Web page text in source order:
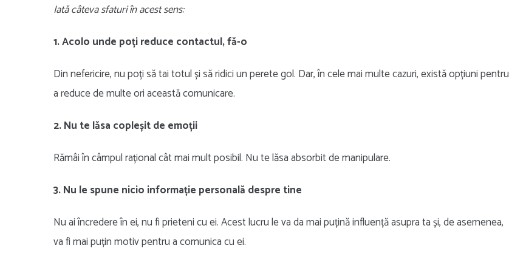
Iată câteva sfaturi în acest sens:
1. Acolo unde poți reduce contactul, fă-o
Din nefericire, nu poți să tai totul și să ridici un perete gol. Dar, în cele mai multe cazuri, există opțiuni pentru
a reduce de multe ori această comunicare.
2. Nu te lăsa copleșit de emoții
Rămâi în câmpul rațional cât mai mult posibil. Nu te lăsa absorbit de manipulare.
3. Nu le spune nicio informație personală despre tine
Nu ai încredere în ei, nu fi prieteni cu ei. Acest lucru le va da mai puțină influență asupra ta și, de asemenea,
va fi mai puțin motiv pentru a comunica cu ei.